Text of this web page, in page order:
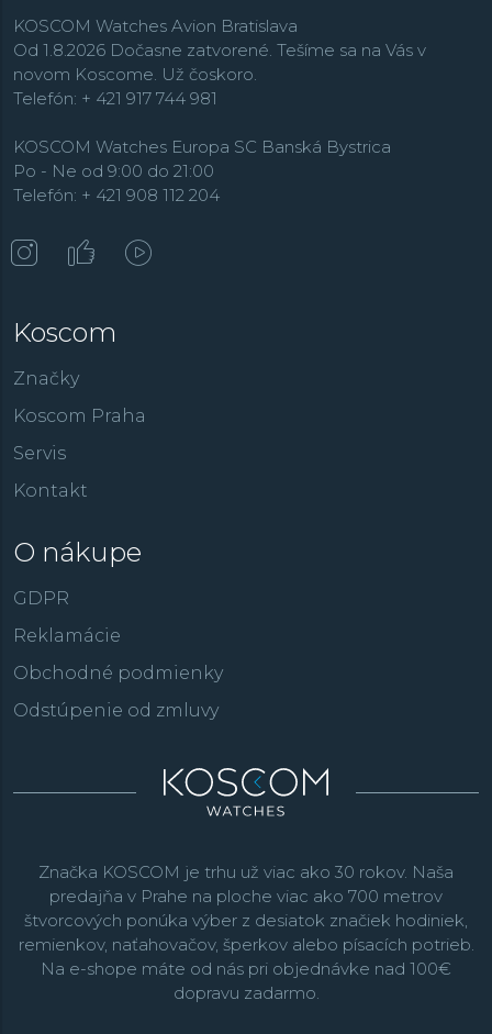
KOSCOM Watches Avion Bratislava
Od 1.8.2026 Dočasne zatvorené. Tešíme sa na Vás v
novom Koscome. Už čoskoro.
Telefón: + 421 917 744 981
KOSCOM Watches Europa SC Banská Bystrica
Po - Ne od 9:00 do 21:00
Telefón: + 421 908 112 204
Koscom
Značky
Koscom Praha
Servis
Kontakt
O nákupe
GDPR
Reklamácie
Obchodné podmienky
Odstúpenie od zmluvy
Značka KOSCOM je trhu už viac ako 30 rokov. Naša
predajňa v Prahe na ploche viac ako 700 metrov
štvorcových ponúka výber z desiatok značiek hodiniek,
remienkov, naťahovačov, šperkov alebo písacích potrieb.
Na e-shope máte od nás pri objednávke nad 100€
dopravu zadarmo.